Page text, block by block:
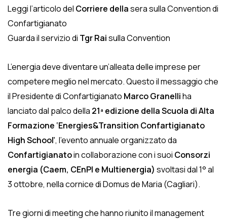
Leggi l’articolo del Corriere dellasera sulla Convention di
Confartigianato
Guarda il servizio di Tgr Raisulla Convention
L’energia deve diventare un’alleata delle imprese per
competere meglio nel mercato. Questo il messaggio che
il Presidente di Confartigianato Marco Granelliha
lanciato dal palco della 21ª edizione della Scuola di Alta
Formazione ‘Energies&Transition Confartigianato
High School’, l’evento annuale organizzato da
Confartigianatoin collaborazione con i suoi Consorzi
energia (Caem, CEnPI e Multienergia) svoltasi dal 1° al
3 ottobre, nella cornice di Domus de Maria (Cagliari).
Tre giorni di meeting che hanno riunito il management